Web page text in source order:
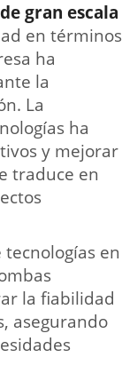
gran escala
en términos
ha
la
La
ha
y mejorar
traduce en
en
la fiabilidad
asegurando